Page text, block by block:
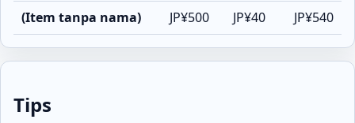
(Item tanpa nama)
JP¥500 JP¥40 JP¥540
Tips